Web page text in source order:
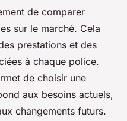
de comparer
sur le marché. Cela
prestations et des
à chaque police.
de choisir une
aux besoins actuels,
changements futurs.